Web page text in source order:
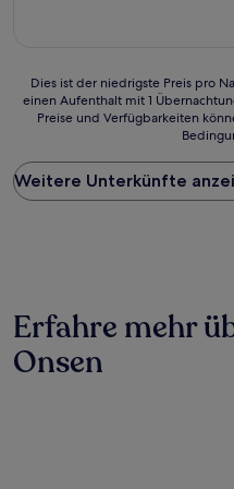
Bewertungen)
Dies
ist
Preis
pro
Nacht,
für
einen
Aufenthalt
mit
Dies ist der niedrigste Preis pro
einen Aufenthalt mit 1
Preise und Verfügbarkeiten
Weitere Unterkünfte
Erfahre mehr
Onsen